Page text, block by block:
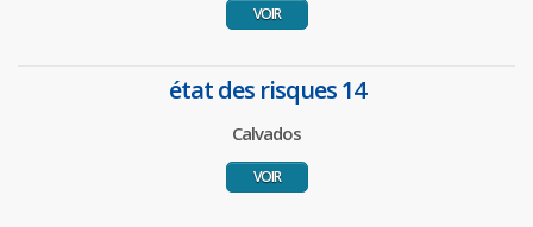
VOIR
état des risques 14
Calvados
VOIR